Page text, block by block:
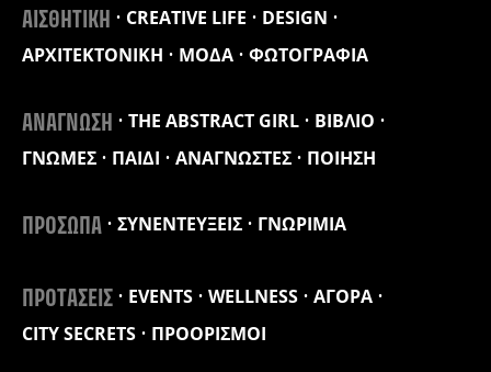
ΑΙΣΘΗΤΙΚΗ CREATIVE LIFE
DESIGN
ΑΡΧΙΤΕΚΤΟΝΙΚΗ
ΜΟΔΑ ΦΩΤΟΓΡΑΦΙΑ
ΑΝΑΓΝΩΣΗ THE ABSTRACT GIRL
ΒΙΒΛΙΟ
ΓΝΩΜΕΣ
ΠΑΙΔΙ ΑΝΑΓΝΩΣΤΕΣ ΠΟΙΗΣΗ
ΠΡΟΣΩΠΑ ΣΥΝΕΝΤΕΥΞΕΙΣ ΓΝΩΡΙΜΙΑ
ΠΡΟΤΑΣΕΙΣ EVENTS WELLNESS
ΑΓΟΡΑ
CITY SECRETS
ΠΡΟΟΡΙΣΜΟΙ